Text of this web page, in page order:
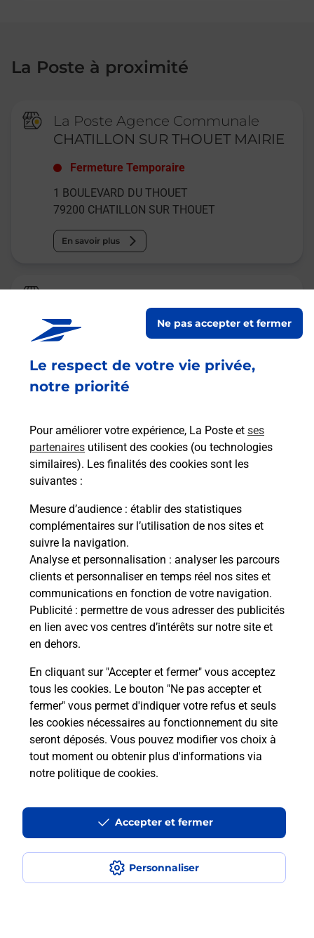
Le respect de votre vie privée,
notre priorité
Pour améliorer votre expérience, La Poste et ses
partenaires utilisent des cookies (ou technologies
similaires). Les finalités des cookies sont les
suivantes :
Mesure d’audience : établir des statistiques
complémentaires sur l’utilisation de nos sites et
suivre la navigation.
Analyse et personnalisation : analyser les parcours
clients et personnaliser en temps réel nos sites et
communications en fonction de votre navigation.
Publicité : permettre de vous adresser des publicités
en lien avec vos centres d’intérêts sur notre site et
en dehors.
En cliquant sur "Accepter et fermer" vous acceptez
tous les cookies. Le bouton "Ne pas accepter et
fermer" vous permet d'indiquer votre refus et seuls
les cookies nécessaires au fonctionnement du site
seront déposés. Vous pouvez modifier vos choix à
tout moment ou obtenir plus d'informations via
notre politique de cookies.
Personnaliser
Ne pas accepter et fermer
Accepter et fermer
La Poste à proximité
La Poste Agence Communale
CHATILLON SUR THOUET MAIRIE
Fermeture Temporaire
1 BOULEVARD DU THOUET
79200 CHATILLON SUR THOUET
En savoir plus
La Poste
PARTHENAY VAL DE SEVRE
ouvre lundi à 09h00
2 RUE DU LYCEE
79200 PARTHENAY
Malin !
La Poste
en ligne
Ouvert 24h/24
En savoir plus
CHATILLON SUR THOUET
CONSIGNE PICKUP STATION DE LAVAGE
Accessibilité : partiellement conforme
Conditions contractuelles
Mentions légales